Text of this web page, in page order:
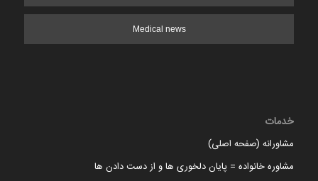
Medical news
خدمات
مشاورانه (صفحه اصلی)
مشاوره خانواده = پایان دلخوری ها و از دست دادن ها